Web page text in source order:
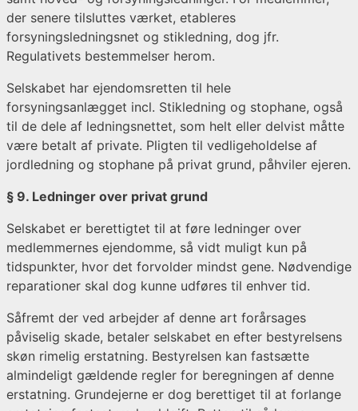
der senere tilsluttes værket, etableres
forsyningsledningsnet og stikledning, dog jfr.
Regulativets bestemmelser herom.
Selskabet har ejendomsretten til hele
forsyningsanlægget incl. Stikledning og stophane, også
til de dele af ledningsnettet, som helt eller delvist måtte
være betalt af private. Pligten til vedligeholdelse af
jordledning og stophane på privat grund, påhviler ejeren.
§ 9. Ledninger over privat grund
Selskabet er berettigtet til at føre ledninger over
medlemmernes ejendomme, så vidt muligt kun på
tidspunkter, hvor det forvolder mindst gene. Nødvendige
reparationer skal dog kunne udføres til enhver tid.
Såfremt der ved arbejder af denne art forårsages
påviselig skade, betaler selskabet en efter bestyrelsens
skøn rimelig erstatning. Bestyrelsen kan fastsætte
almindeligt gældende regler for beregningen af denne
erstatning. Grundejerne er dog berettiget til at forlange